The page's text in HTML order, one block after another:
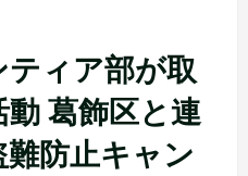
ィア部が取
葛飾区と連
防止キャン